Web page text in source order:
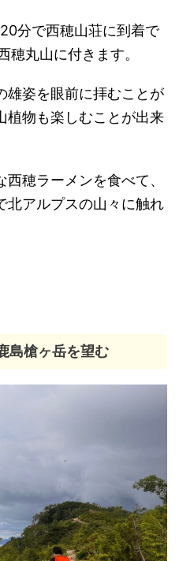
分で西穂山荘に到着で
丸山に付きます。
雄姿を眼前に拝むことが
植物も楽しむことが出来
穂ラーメンを食べて、
北アルプスの山々に触れ
島槍ヶ岳を望む